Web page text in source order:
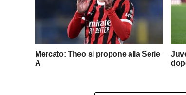
Mercato: Theo si propone alla Serie
A